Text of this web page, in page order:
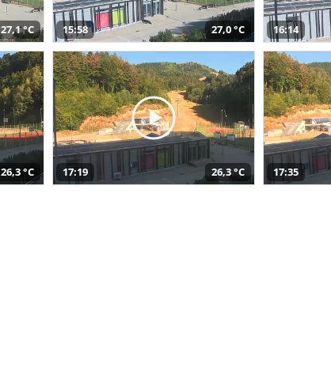
27,1 °C 15:58 27,0 °C 16:14
26,3 °C 17:19 26,3 °C 17:35